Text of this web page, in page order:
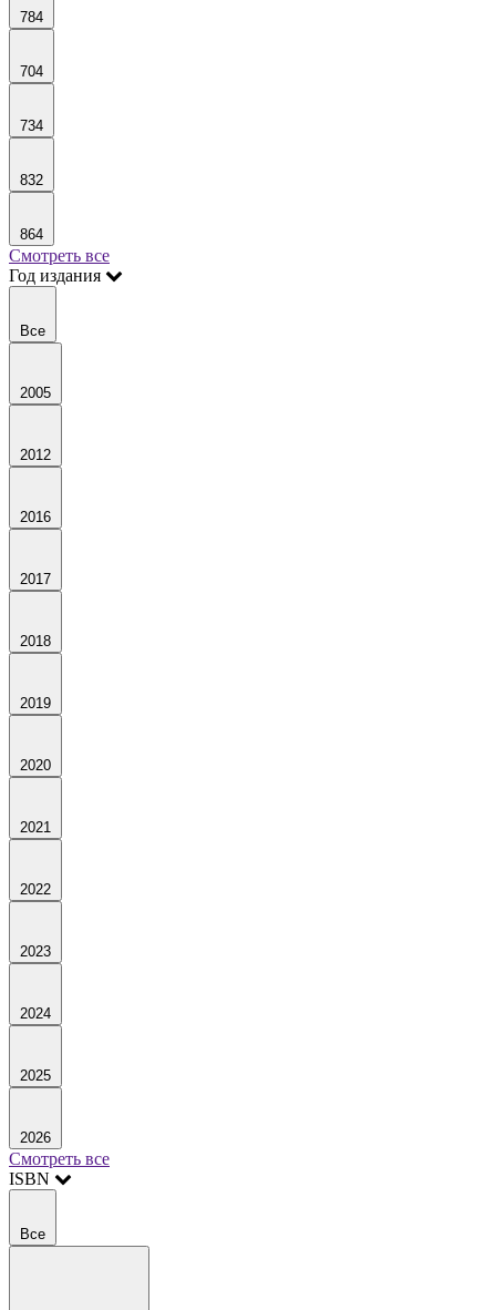
784
704
734
832
864
Смотреть все
Год издания
Все
2005
2012
2016
2017
2018
2019
2020
2021
2022
2023
2024
2025
2026
Смотреть все
ISBN
Все